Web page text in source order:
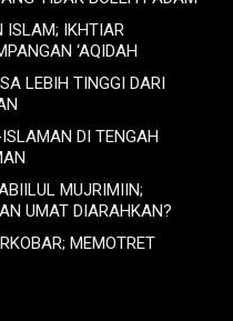
ISLAM; IKHTIAR
‘AQIDAH
LEBIH TINGGI DARI
DI TENGAH
MUJRIMIIN;
UMAT DIARAHKAN?
MEMOTRET